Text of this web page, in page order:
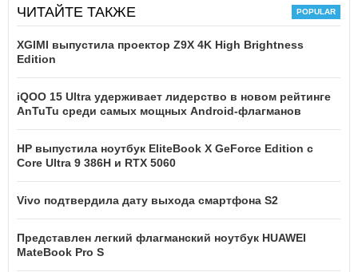
ЧИТАЙТЕ ТАКЖЕ
XGIMI выпустила проектор Z9X 4K High Brightness
Edition
iQOO 15 Ultra удерживает лидерство в новом рейтинге
AnTuTu среди самых мощных Android-флагманов
HP выпустила ноутбук EliteBook X GeForce Edition с
Core Ultra 9 386H и RTX 5060
Vivo подтвердила дату выхода смартфона S2
Представлен легкий флагманский ноутбук HUAWEI
MateBook Pro S